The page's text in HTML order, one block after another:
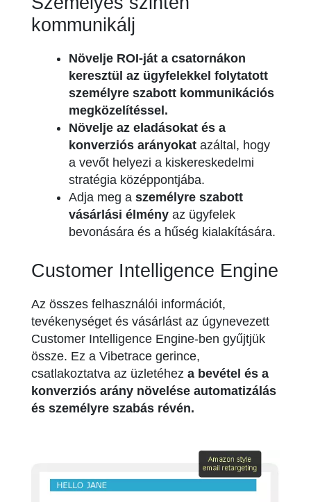
kommunikálj
Növelje ROI-ját a csatornákon
keresztül az ügyfelekkel folytatott
személyre szabott kommunikációs
megközelítéssel.
Növelje az eladásokat és a
konverziós arányokat azáltal, hogy
a vevőt helyezi a kiskereskedelmi
stratégia középpontjába.
Adja meg a személyre szabott
vásárlási élmény az ügyfelek
bevonására és a hűség kialakítására.
Customer Intelligence Engine
Az összes felhasználói információt,
tevékenységet és vásárlást az úgynevezett
Customer Intelligence Engine-ben gyűjtjük
össze. Ez a Vibetrace gerince,
csatlakoztatva az üzletéhez a bevétel és a
konverziós arány növelése automatizálás
és személyre szabás révén.